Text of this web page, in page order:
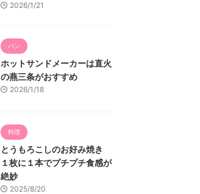
2026/1/21
パン
ホットサンドメーカーは直火
の燕三条がおすすめ
2026/1/18
料理
とうもろこしのお好み焼き
１枚に１本でプチプチ食感が
絶妙
2025/8/20